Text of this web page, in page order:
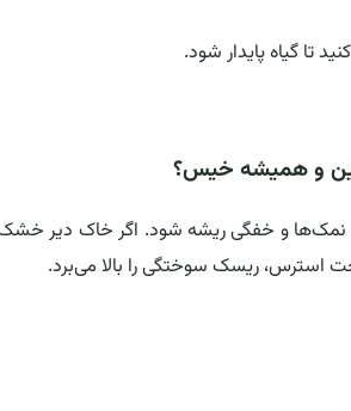
تا گیاه پایدار شود.
نمک‌ها و خفگی ریشه شود. اگر خاک دیر
استرس، ریسک سوختگی را بالا می‌برد.